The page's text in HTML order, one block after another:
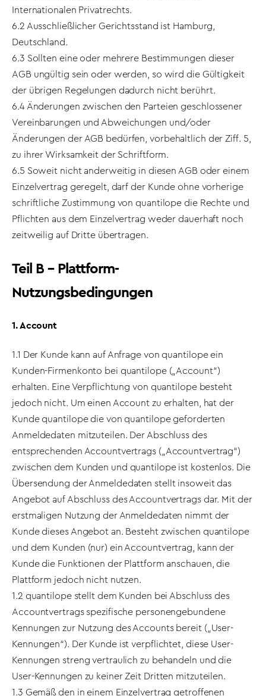
Internationalen Privatrechts.
6.2 Ausschließlicher Gerichtsstand ist Hamburg,
Deutschland.
6.3 Sollten eine oder mehrere Bestimmungen dieser
AGB ungültig sein oder werden, so wird die Gültigkeit
der übrigen Regelungen dadurch nicht berührt.
6.4 Änderungen zwischen den Parteien geschlossener
Vereinbarungen und Abweichungen und/oder
Änderungen der AGB bedürfen, vorbehaltlich der Ziff. 5,
zu ihrer Wirksamkeit der Schriftform.
6.5 Soweit nicht anderweitig in diesen AGB oder einem
Einzelvertrag geregelt, darf der Kunde ohne vorherige
schriftliche Zustimmung von quantilope die Rechte und
Pflichten aus dem Einzelvertrag weder dauerhaft noch
zeitweilig auf Dritte übertragen.
Teil B – Plattform-
Nutzungsbedingungen
1. Account
1.1 Der Kunde kann auf Anfrage von quantilope ein
Kunden-Firmenkonto bei quantilope („Account“)
erhalten. Eine Verpflichtung von quantilope besteht
jedoch nicht. Um einen Account zu erhalten, hat der
Kunde quantilope die von quantilope geforderten
Anmeldedaten mitzuteilen. Der Abschluss des
entsprechenden Accountvertrags („Accountvertrag“)
zwischen dem Kunden und quantilope ist kostenlos. Die
Übersendung der Anmeldedaten stellt insoweit das
Angebot auf Abschluss des Accountvertrags dar. Mit der
erstmaligen Nutzung der Anmeldedaten nimmt der
Kunde dieses Angebot an. Besteht zwischen quantilope
und dem Kunden (nur) ein Accountvertrag, kann der
Kunde die Funktionen der Plattform anschauen, die
Plattform jedoch nicht nutzen.
1.2 quantilope stellt dem Kunden bei Abschluss des
Accountvertrags spezifische personengebundene
Kennungen zur Nutzung des Accounts bereit („User-
Kennungen“). Der Kunde ist verpflichtet, diese User-
Kennungen streng vertraulich zu behandeln und die
User-Kennungen zu keiner Zeit Dritten mitzuteilen.
1.3 Gemäß den in einem Einzelvertrag getroffenen